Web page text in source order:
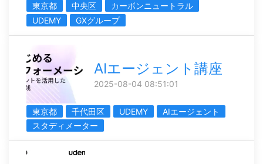
東京都
中央区
カーボンニュートラル
UDEMY
GXグループ
AIエージェント講座
2025-08-04 08:51:01
東京都 千代田区 UDEMY
AIエージェント
スタディメーター